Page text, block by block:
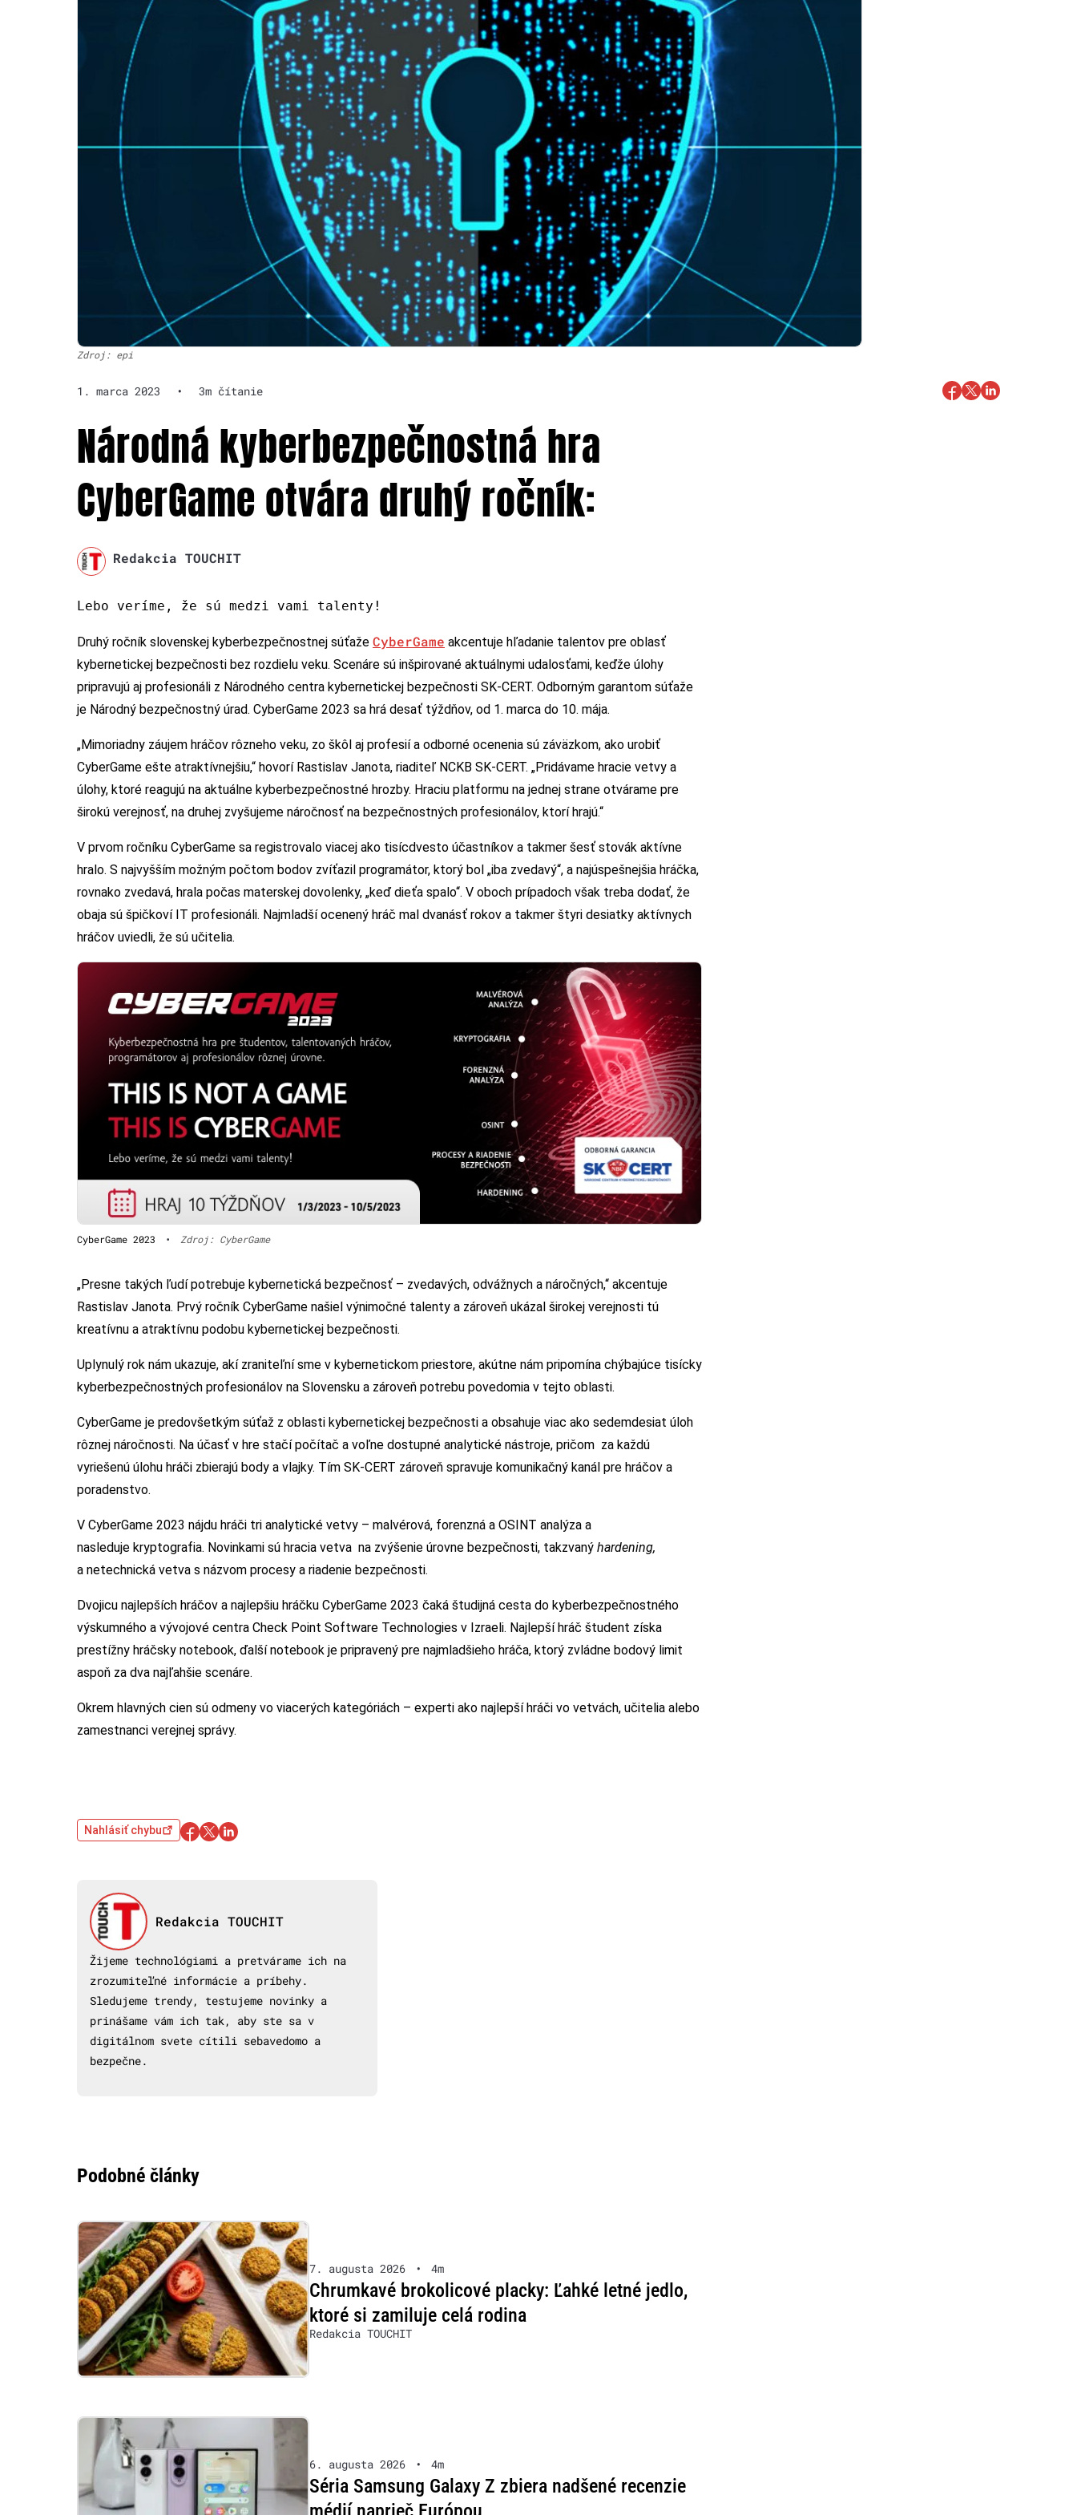
Zdroj: epi
1. marca 2023 • 3m čítanie
Národná kyberbezpečnostná hra
CyberGame otvára druhý ročník:
Redakcia TOUCHIT
Lebo veríme, že sú medzi vami talenty!
Druhý ročník slovenskej kyberbezpečnostnej súťaže CyberGame akcentuje hľadanie talentov pre oblasť
kybernetickej bezpečnosti bez rozdielu veku. Scenáre sú inšpirované aktuálnymi udalosťami, keďže úlohy
pripravujú aj profesionáli z Národného centra kybernetickej bezpečnosti SK-CERT. Odborným garantom súťaže
je Národný bezpečnostný úrad. CyberGame 2023 sa hrá desať týždňov, od 1. marca do 10. mája.
„Mimoriadny záujem hráčov rôzneho veku, zo škôl aj profesií a odborné ocenenia sú záväzkom, ako urobiť
CyberGame ešte atraktívnejšiu,“ hovorí Rastislav Janota, riaditeľ NCKB SK-CERT. „Pridávame hracie vetvy a
úlohy, ktoré reagujú na aktuálne kyberbezpečnostné hrozby. Hraciu platformu na jednej strane otvárame pre
širokú verejnosť, na druhej zvyšujeme náročnosť na bezpečnostných profesionálov, ktorí hrajú.“
V prvom ročníku CyberGame sa registrovalo viacej ako tisícdvesto účastníkov a takmer šesť stovák aktívne
hralo. S najvyšším možným počtom bodov zvíťazil programátor, ktorý bol „iba zvedavý“, a najúspešnejšia hráčka,
rovnako zvedavá, hrala počas materskej dovolenky, „keď dieťa spalo“. V oboch prípadoch však treba dodať, že
obaja sú špičkoví IT profesionáli. Najmladší ocenený hráč mal dvanásť rokov a takmer štyri desiatky aktívnych
hráčov uviedli, že sú učitelia.
CyberGame 2023 • Zdroj: CyberGame
„Presne takých ľudí potrebuje kybernetická bezpečnosť – zvedavých, odvážnych a náročných,“ akcentuje
Rastislav Janota. Prvý ročník CyberGame našiel výnimočné talenty a zároveň ukázal širokej verejnosti tú
kreatívnu a atraktívnu podobu kybernetickej bezpečnosti.
Uplynulý rok nám ukazuje, akí zraniteľní sme v kybernetickom priestore, akútne nám pripomína chýbajúce tisícky
kyberbezpečnostných profesionálov na Slovensku a zároveň potrebu povedomia v tejto oblasti.
CyberGame je predovšetkým súťaž z oblasti kybernetickej bezpečnosti a obsahuje viac ako sedemdesiat úloh
rôznej náročnosti. Na účasť v hre stačí počítač a voľne dostupné analytické nástroje, pričom za každú
vyriešenú úlohu hráči zbierajú body a vlajky. Tím SK-CERT zároveň spravuje komunikačný kanál pre hráčov a
poradenstvo.
V CyberGame 2023 nájdu hráči tri analytické vetvy – malvérová, forenzná a OSINT analýza a
nasleduje kryptografia. Novinkami sú hracia vetva na zvýšenie úrovne bezpečnosti, takzvaný hardening,
a netechnická vetva s názvom procesy a riadenie bezpečnosti.
Dvojicu najlepších hráčov a najlepšiu hráčku CyberGame 2023 čaká študijná cesta do kyberbezpečnostného
výskumného a vývojové centra Check Point Software Technologies v Izraeli. Najlepší hráč študent získa
prestížny hráčsky notebook, ďalší notebook je pripravený pre najmladšieho hráča, ktorý zvládne bodový limit
aspoň za dva najľahšie scenáre.
Okrem hlavných cien sú odmeny vo viacerých kategóriách – experti ako najlepší hráči vo vetvách, učitelia alebo
zamestnanci verejnej správy.
Nahlásiť chybu
Redakcia TOUCHIT
Žijeme technológiami a pretvárame ich na
zrozumiteľné informácie a príbehy.
Sledujeme trendy, testujeme novinky a
prinášame vám ich tak, aby ste sa v
digitálnom svete cítili sebavedomo a
bezpečne.
Podobné články
7. augusta 2026 • 4m
Chrumkavé brokolicové placky: Ľahké letné jedlo,
ktoré si zamiluje celá rodina
Redakcia TOUCHIT
6. augusta 2026 • 4m
Séria Samsung Galaxy Z zbiera nadšené recenzie